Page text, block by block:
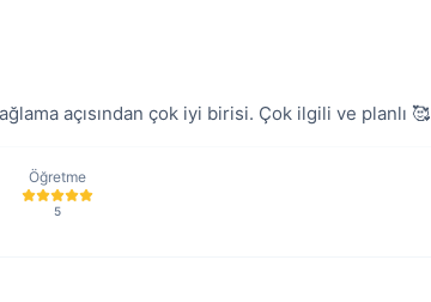
açısından çok iyi birisi. Çok ilgili ve planlı 🥰
Öğretme
5